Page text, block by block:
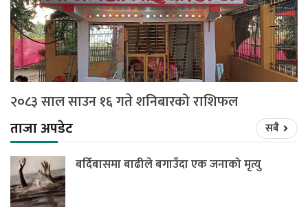
२०८३ साल साउन १६ गते शनिबारको राशिफल
ताजा अपडेट
सबै
बर्दिबासमा बाढीले बगाउँदा एक जनाको मृत्यु